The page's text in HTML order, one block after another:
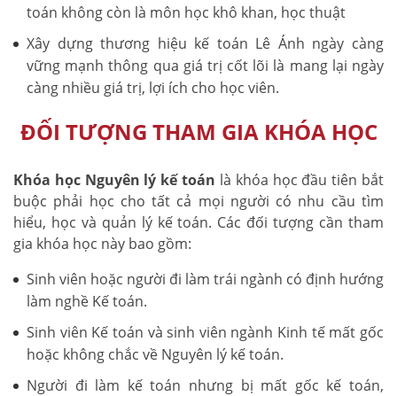
toán không còn là môn học khô khan, học thuật
Xây dựng thương hiệu kế toán Lê Ánh ngày càng
vững mạnh thông qua giá trị cốt lõi là mang lại ngày
càng nhiều giá trị, lợi ích cho học viên.
ĐỐI TƯỢNG THAM GIA KHÓA HỌC
Khóa học Nguyên lý kế toán là khóa học đầu tiên bắt
buộc phải học cho tất cả mọi người có nhu cầu tìm
hiểu, học và quản lý kế toán. Các đối tượng cần tham
gia khóa học này bao gồm:
Sinh viên hoặc người đi làm trái ngành có định hướng
làm nghề Kế toán.
Sinh viên Kế toán và sinh viên ngành Kinh tế mất gốc
hoặc không chắc về Nguyên lý kế toán.
Người đi làm kế toán nhưng bị mất gốc kế toán,